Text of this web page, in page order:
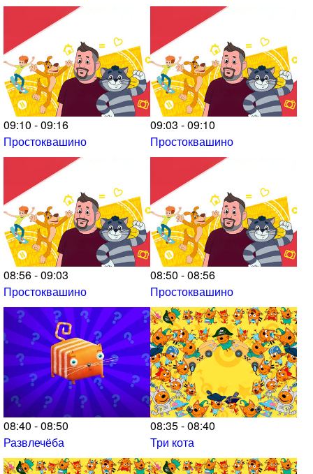
09:10 - 09:16
Простоквашино
09:03 - 09:10
Простоквашино
08:56 - 09:03
Простоквашино
08:50 - 08:56
Простоквашино
08:40 - 08:50
Развлечёба
08:35 - 08:40
Три кота